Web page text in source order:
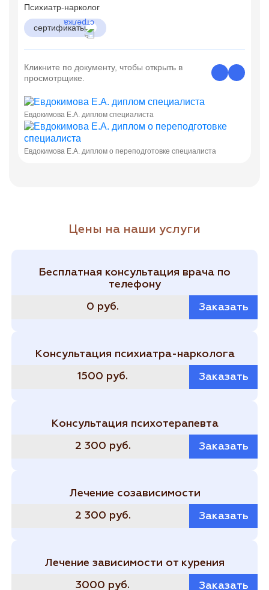
Психиатр-нарколог
сертификаты
Кликните по документу, чтобы открыть в
просмотрщике.
Евдокимова Е.А. диплом специалиста
Евдокимова Е.А. диплом о переподготовке специалиста
Цены на наши услуги
Бесплатная консультация врача по
телефону
0 руб. Заказать
Консультация психиатра-нарколога
1500 руб. Заказать
Консультация психотерапевта
2 300 руб. Заказать
Лечение созависимости
2 300 руб. Заказать
Лечение зависимости от курения
3000 руб. Заказать